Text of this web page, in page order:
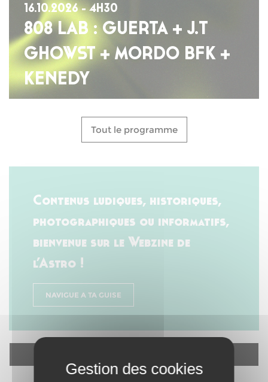
16.10.2026 - 4H30
808 LAB : GUERTA + J.T
GHOWST + MORDO BFK +
KENEDY
Tout le programme
Contenus ludiques, historiques,
photographiques ou informatifs,
bienvenue sur le Webzine de
l’Astro !
NAVIGUE A TA GUISE